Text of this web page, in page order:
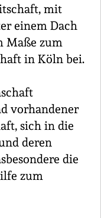
mit
einem Dach
Maße zum
in Köln bei.
vorhandener
sich in die
deren
die
zum